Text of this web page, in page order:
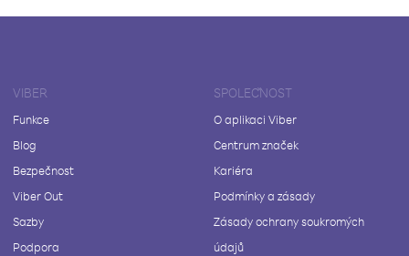
VIBER
Funkce
Blog
Bezpečnost
Viber Out
Sazby
Podpora
SPOLEČNOST
O aplikaci Viber
Centrum značek
Kariéra
Podmínky a zásady
Zásady ochrany soukromých
údajů